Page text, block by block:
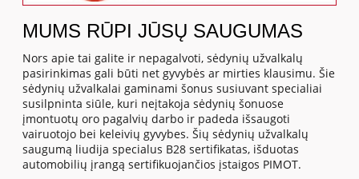
MUMS RŪPI JŪSŲ SAUGUMAS
Nors apie tai galite ir nepagalvoti, sėdynių užvalkalų
pasirinkimas gali būti net gyvybės ar mirties klausimu. Šie
sėdynių užvalkalai gaminami šonus susiuvant specialiai
susilpninta siūle, kuri neįtakoja sėdynių šonuose
įmontuotų oro pagalvių darbo ir padeda išsaugoti
vairuotojo bei keleivių gyvybes. Šių sėdynių užvalkalų
saugumą liudija specialus B28 sertifikatas, išduotas
automobilių įrangą sertifikuojančios įstaigos PIMOT.